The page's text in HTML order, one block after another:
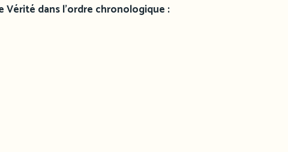
Vérité dans l’ordre chronologique :